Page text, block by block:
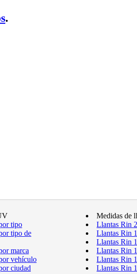
.
tipo
tipo de
marca
vehículo
ciudad
Medidas de
Llantas Rin
Llantas Rin
Llantas Rin
Llantas Rin
Llantas Rin
Llantas Rin